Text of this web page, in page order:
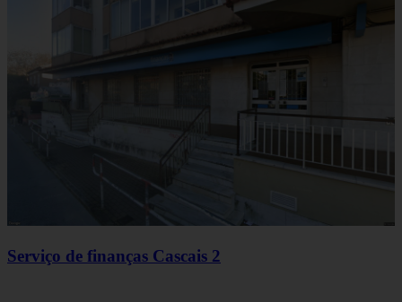
Serviço de finanças Cascais 2